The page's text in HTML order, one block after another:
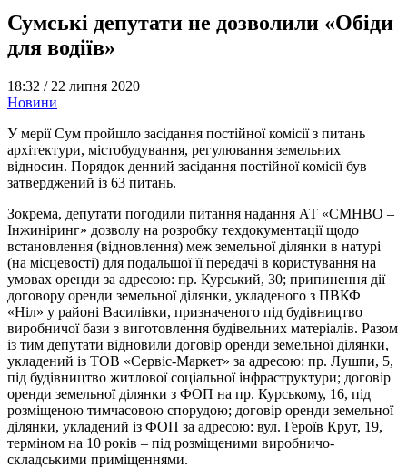
Сумські депутати не дозволили «Обіди
для водіїв»
18:32 / 22 липня 2020
Новини
У мерії Сум пройшло засідання постійної комісії з питань
архітектури, містобудування, регулювання земельних
відносин. Порядок денний засідання постійної комісії був
затверджений із 63 питань.
Зокрема, депутати погодили питання надання АТ «СМНВО –
Інжиніринг» дозволу на розробку техдокументації щодо
встановлення (відновлення) меж земельної ділянки в натурі
(на місцевості) для подальшої її передачі в користування на
умовах оренди за адресою: пр. Курський, 30; припинення дії
договору оренди земельної ділянки, укладеного з ПВКФ
«Ніл» у районі Василівки, призначеного під будівництво
виробничої бази з виготовлення будівельних матеріалів. Разом
із тим депутати відновили договір оренди земельної ділянки,
укладений із ТОВ «Сервіс-Маркет» за адресою: пр. Лушпи, 5,
під будівництво житлової соціальної інфраструктури; договір
оренди земельної ділянки з ФОП на пр. Курському, 16, під
розміщеною тимчасовою спорудою; договір оренди земельної
ділянки, укладений із ФОП за адресою: вул. Героїв Крут, 19,
терміном на 10 років – під розміщеними виробничо-
складськими приміщеннями.